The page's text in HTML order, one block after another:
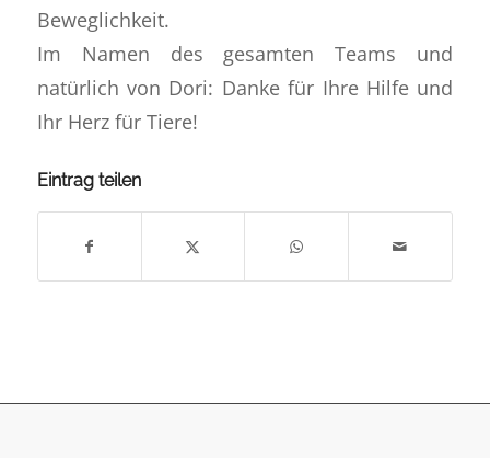
Beweglichkeit.
Im Namen des gesamten Teams und
natürlich von Dori: Danke für Ihre Hilfe und
Ihr Herz für Tiere!
Eintrag teilen